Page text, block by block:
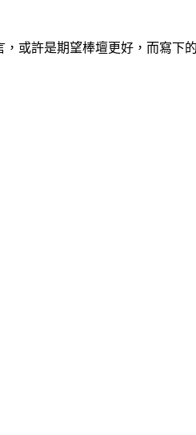
或許是期望棒壇更好，而寫下